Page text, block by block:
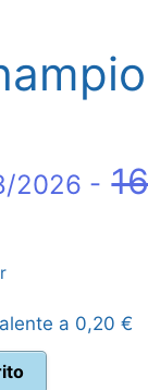
2026 -
a 0,20€